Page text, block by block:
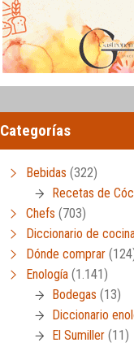
Categorías
Bebidas (322)
Recetas de
Chefs (703)
Diccionario de
Dónde comprar
Enología (1.141)
Bodegas (13)
Diccionario
El Sumiller (11)